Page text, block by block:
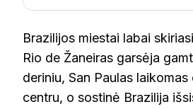
Brazilijos miestai labai
Rio de Žaneiras garsėja
deriniu, San Paulas laikomas
centru, o sostinė Brazilija